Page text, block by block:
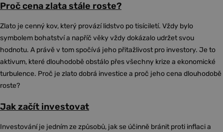
Proč cena zlata stále roste?
Zlato je cenný kov, který provází lidstvo po tisíciletí. Vždy bylo
symbolem bohatství a napříč věky vždy dokázalo udržet svou
hodnotu. A právě v tom spočívá jeho přitažlivost pro investory. Je to
aktivum, které dlouhodobě obstálo přes všechny krize a ekonomické
turbulence. Proč je zlato dobrá investice a proč jeho cena dlouhodobě
roste?
Jak začít investovat
Investování je jedním ze způsobů, jak se účinně bránit proti inflaci a